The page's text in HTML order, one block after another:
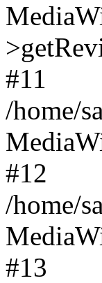
#11
/home/
#12
/home/
#13